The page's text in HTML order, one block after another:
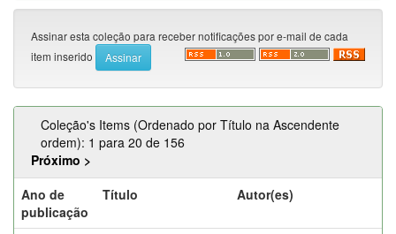
Assinar esta coleção para receber notificações por e-mail de cada
item inserido
Coleção's Items (Ordenado por Título na Ascendente
ordem): 1 para 20 de 156
Próximo >
Ano de
publicação
Título Autor(es)